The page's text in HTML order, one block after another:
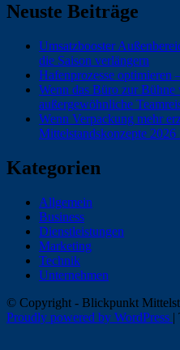
Neuste Beiträge
Umsatzbooster
die Saison verlängern
Hafenprozesse optimieren
Wenn das Büro zur Bühne
außergewöhnliche
Wenn Verpackung mehr
Mittelstandskonzepte
Kategorien
Allgemein
Business
Dienstleistungen
Marketing
Technik
Unternehmen
© Copyright - Blickpunkt
Proudly powered by WordPress |